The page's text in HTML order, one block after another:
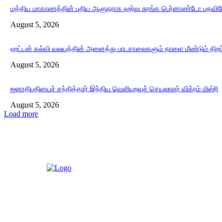
மத்திய மாகாணத்தின் புதிய ஆளுநராக ஹர்ஷ சுரங்க பெர்னாண்டோ
August 5, 2026
ஹட்டன் கல்வி வலயத்தின் அனைத்து பாடசாலைகளும் நாளை மீண்டும்
August 5, 2026
ஜனாதிபதியைச் சந்தித்தார் இந்திய வெளியுறவுச் செயலாளர் விக்ரம் மிஸ்ரி
August 5, 2026
Load more